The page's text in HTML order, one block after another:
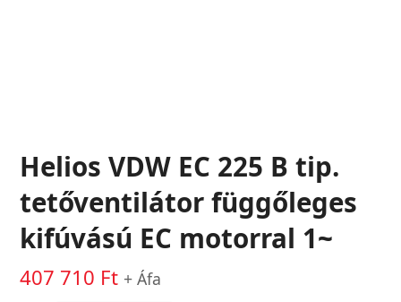
Helios VDW EC 225 B tip.
tetőventilátor függőleges
kifúvású EC motorral 1~
407 710 Ft + Áfa